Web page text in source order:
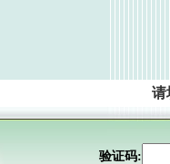
请
验证码: